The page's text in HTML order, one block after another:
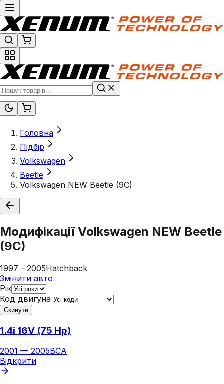
Головна
Підбір
Volkswagen
Beetle
Volkswagen NEW Beetle (9C)
МодифікаціїVolkswagen NEW Beetle
(9C)
1997 - 2005Hatchback
Змінити авто
Рік
Код двигуна
Скинути
1.4i 16V (75 Hp)
2001 — 2005BCA
Відкрити